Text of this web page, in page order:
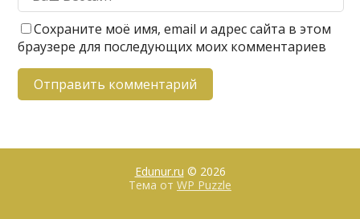
Сохраните моё имя, email и адрес сайта в этом
браузере для последующих моих комментариев
Edunur.ru © 2026
Тема от WP Puzzle